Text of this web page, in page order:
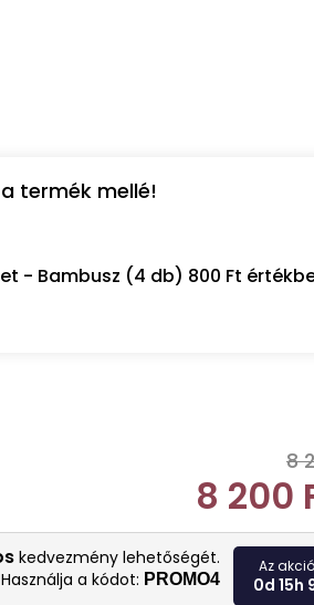
termék mellé!
- Bambusz (4 db) 800 Ft
8
8 200
kedvezmény lehetőségét.
Használja a kódot: PROMO4
Az
0d 15h